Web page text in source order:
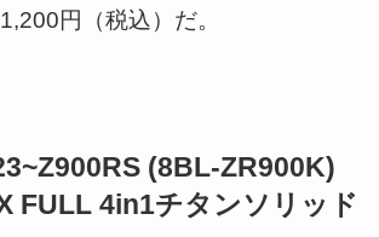
円（税込）だ。
(8BL-ZR900K)
FULL 4in1チタンソリッド